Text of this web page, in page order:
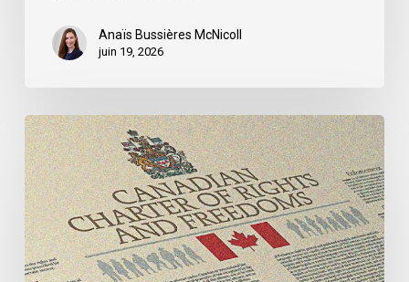
Québec
Anaïs Bussières McNicoll
juin 19, 2026
Dans
une
contribution
adressée
au
Parlement,
l’ACLC